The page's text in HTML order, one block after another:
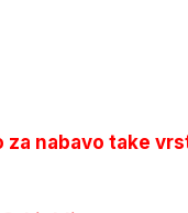
nabavo take